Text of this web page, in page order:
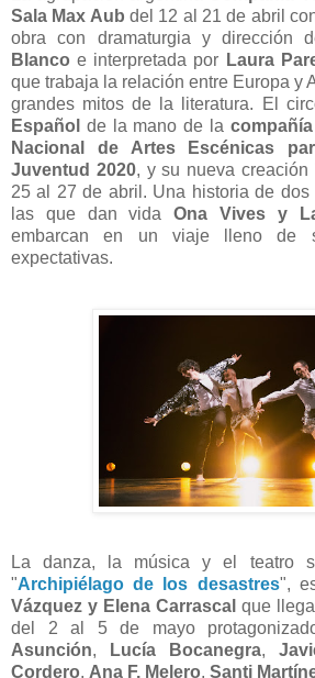
Sala Max Aub del 12 al 21 de abril
obra con dramaturgia y dirección
Blanco e interpretada por Laura
que trabaja la relación entre Europa y
grandes mitos de la literatura. El
Español
de la mano de la compañía
Nacional de Artes Escénicas
Juventud 2020, y su nueva creación
25 al 27 de abril. Una historia de dos
las que dan vidaOna Vives y
embarcan en un viaje lleno de
expectativas.
La danza, la música y el teatro
"Archipiélago de los desastres",
Vázquez y Elena Carrascal que
del 2 al 5 de mayo
Asunción, Lucía Bocanegra,
Cordero, Ana F. Melero, Santi